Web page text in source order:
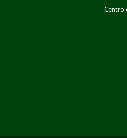
Centro